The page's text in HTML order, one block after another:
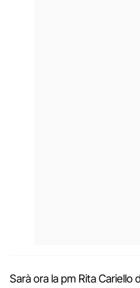
Sarà ora la pm Rita Cariello